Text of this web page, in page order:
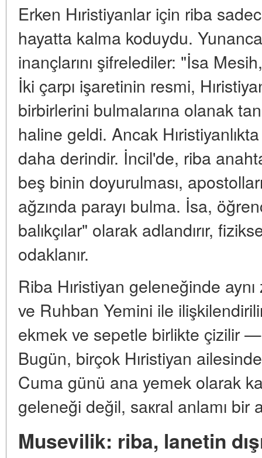
Erken Hıristiyanlar için riba
hayatta kalma koduydu.
inançlarını şifrelediler: "İsa
İki çarpı işaretinin resmi,
birbirlerini bulmalarına olanak
haline geldi. Ancak
daha derindir. İncil'de, riba
beş binin doyurulması,
ağzında parayı bulma. İsa,
balıkçılar" olarak adlandırır,
odaklanır.
Riba Hıristiyan geleneğinde
ve Ruhban Yemini ile
ekmek ve sepetle birlikte çizilir
Bugün, birçok Hıristiyan
Cuma günü ana yemek olarak
geleneği değil, sакral anlamı bir
Musevilik: riba, lanetin